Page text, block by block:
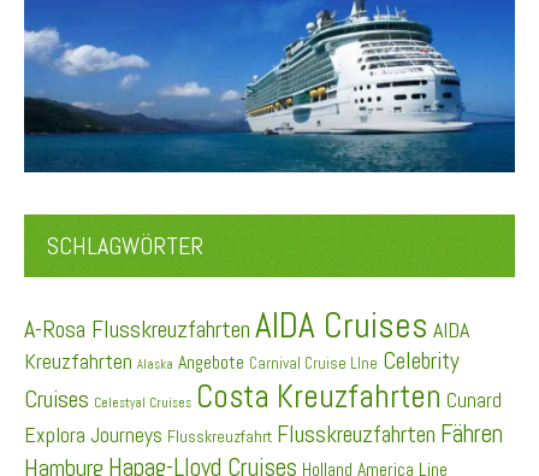
SCHLAGWÖRTER
A-Rosa Flusskreuzfahrten AIDA Cruises AIDA
Kreuzfahrten Alaska Angebote Carnival Cruise LIne Celebrity
Cruises Celestyal Cruises Costa Kreuzfahrten Cunard
Explora Journeys Flusskreuzfahrt Flusskreuzfahrten Fähren
Hamburg Hapag-Lloyd Cruises Holland America Line